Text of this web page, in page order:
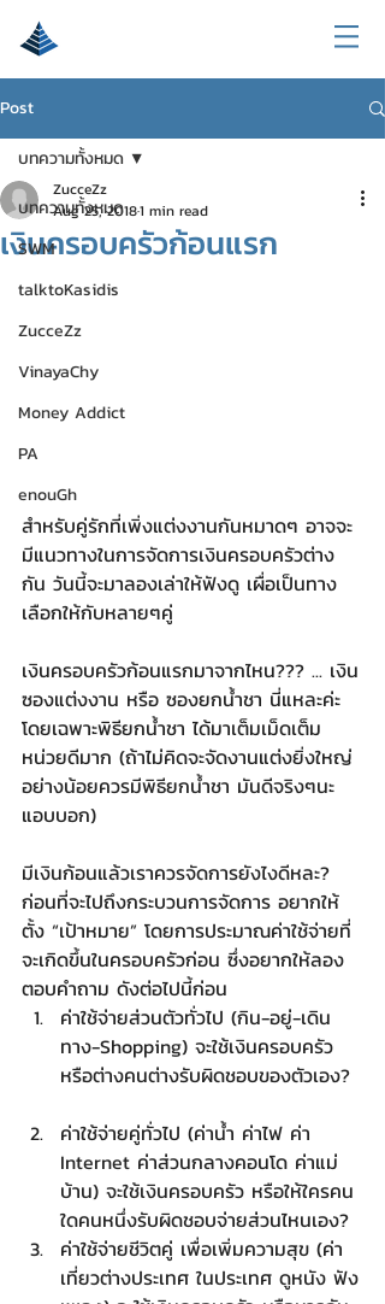
Post
บทความทั้งหมด
SWM
talktoKasidis
ZucceZz
VinayaChy
Money Addict
PA
enouGh
บทความทั้งหมด
เงินครอบครัวก้อนแรก
ZucceZz
Aug 25, 20181 min read
สำหรับคู่รักที่เพิ่งแต่งงานกันหมาดๆ อาจจะ
มีแนวทางในการจัดการเงินครอบครัวต่าง
กัน วันนี้จะมาลองเล่าให้ฟังดู เผื่อเป็นทาง
เลือกให้กับหลายๆคู่
เงินครอบครัวก้อนแรกมาจากไหน??? ... เงิน
ซองแต่งงาน หรือ ซองยกน้ำชา นี่แหละค่ะ
โดยเฉพาะพิธียกน้ำชา ได้มาเต็มเม็ดเต็ม
หน่วยดีมาก (ถ้าไม่คิดจะจัดงานแต่งยิ่งใหญ่
อย่างน้อยควรมีพิธียกน้ำชา มันดีจริงๆนะ
แอบบอก)
มีเงินก้อนแล้วเราควรจัดการยังไงดีหละ?
ก่อนที่จะไปถึงกระบวนการจัดการ อยากให้
ตั้ง “เป้าหมาย” โดยการประมาณค่าใช้จ่ายที่
จะเกิดขึ้นในครอบครัวก่อน ซึ่งอยากให้ลอง
ตอบคำถาม ดังต่อไปนี้ก่อน
ค่าใช้จ่ายส่วนตัวทั่วไป (กิน-อยู่-เดิน
ทาง-Shopping) จะใช้เงินครอบครัว
หรือต่างคนต่างรับผิดชอบของตัวเอง?
ค่าใช้จ่ายคู่ทั่วไป (ค่าน้ำ ค่าไฟ ค่า
Internet ค่าส่วนกลางคอนโด ค่าแม่
บ้าน) จะใช้เงินครอบครัว หรือให้ใครคน
ใดคนหนึ่งรับผิดชอบจ่ายส่วนไหนเอง?
ค่าใช้จ่ายชีวิตคู่ เพื่อเพิ่มความสุข (ค่า
เที่ยวต่างประเทศ ในประเทศ ดูหนัง ฟัง